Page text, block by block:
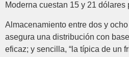
Moderna cuestan 15 y 21 dólares
Almacenamiento entre dos y
asegura una distribución con
eficaz; y sencilla, “la típica de un